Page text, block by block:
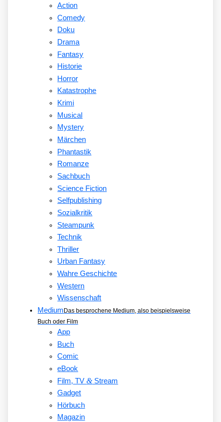
Action
Comedy
Doku
Drama
Fantasy
Historie
Horror
Katastrophe
Krimi
Musical
Mystery
Märchen
Phantastik
Romanze
Sachbuch
Science Fiction
Selfpublishing
Sozialkritik
Steampunk
Technik
Thriller
Urban Fantasy
Wahre Geschichte
Western
Wissenschaft
Medium Das besprochene Medium, also beispielsweise
Buch oder Film
App
Buch
Comic
eBook
Film, TV&Stream
Gadget
Hörbuch
Magazin